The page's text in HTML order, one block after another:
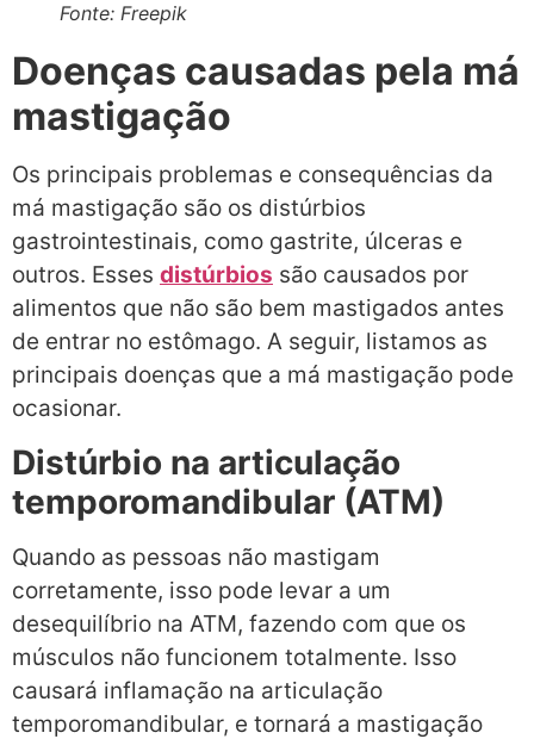
Fonte: Freepik
Doenças causadas pela má
mastigação
Os principais problemas e consequências da
má mastigação são os distúrbios
gastrointestinais, como gastrite, úlceras e
outros. Esses distúrbios são causados por
alimentos que não são bem mastigados antes
de entrar no estômago. A seguir, listamos as
principais doenças que a má mastigação pode
ocasionar.
Distúrbio na articulação
temporomandibular (ATM)
Quando as pessoas não mastigam
corretamente, isso pode levar a um
desequilíbrio na ATM, fazendo com que os
músculos não funcionem totalmente. Isso
causará inflamação na articulação
temporomandibular, e tornará a mastigação